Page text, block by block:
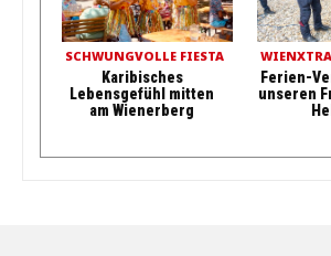
SCHWUNGVOLLE FIESTA
Karibisches
Lebensgefühl mitten
am Wienerberg
Ferien-
unseren